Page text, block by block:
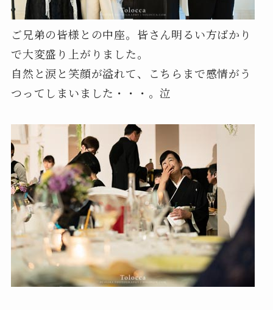
ご兄弟の皆様との中座。皆さん明るい方ばかり
で大変盛り上がりました。
自然と涙と笑顔が溢れて、こちらまで感情がう
つってしまいました・・・。泣